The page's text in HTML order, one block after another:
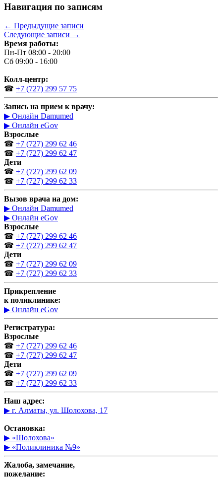
Навигация по записям
← Предыдущие записи
Следующие записи →
Время работы:
Пн-Пт 08:00 - 20:00
Сб 09:00 - 16:00
Колл-центр:
☎ +7 (727) 299 57 75
Запись на прием к врачу:
▶ Онлайн Damumed
▶ Онлайн eGov
Взрослые
☎ +7 (727) 299 62 46
☎ +7 (727) 299 62 47
Дети
☎ +7 (727) 299 62 09
☎ +7 (727) 299 62 33
Вызов врача на дом:
▶ Онлайн Damumed
▶ Онлайн eGov
Взрослые
☎ +7 (727) 299 62 46
☎ +7 (727) 299 62 47
Дети
☎ +7 (727) 299 62 09
☎ +7 (727) 299 62 33
Прикрепление
к поликлинике:
▶ Онлайн eGov
Регистратура:
Взрослые
☎ +7 (727) 299 62 46
☎ +7 (727) 299 62 47
Дети
☎ +7 (727) 299 62 09
☎ +7 (727) 299 62 33
Наш адрес:
▶ г. Алматы, ул. Шолохова, 17
Остановка:
▶ «Шолохова»
▶ «Поликлиника №9»
Жалоба, замечание,
пожелание: